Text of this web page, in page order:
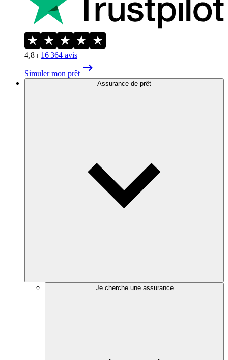
4,8 ⏐ 16 364 avis
Simuler mon prêt
Assurance de prêt
Je cherche une assurance